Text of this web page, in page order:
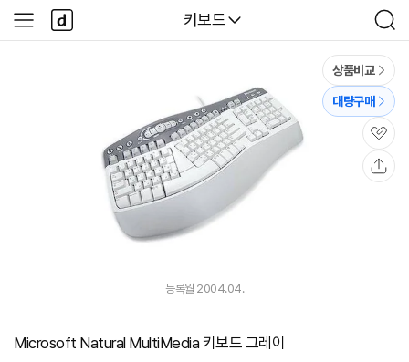
다나와
키보드
검
색
사
이
다
나
와
상품비교
대량구매
관
심
등록월 2004.04.
Microsoft Natural MultiMedia 키보드 그레이